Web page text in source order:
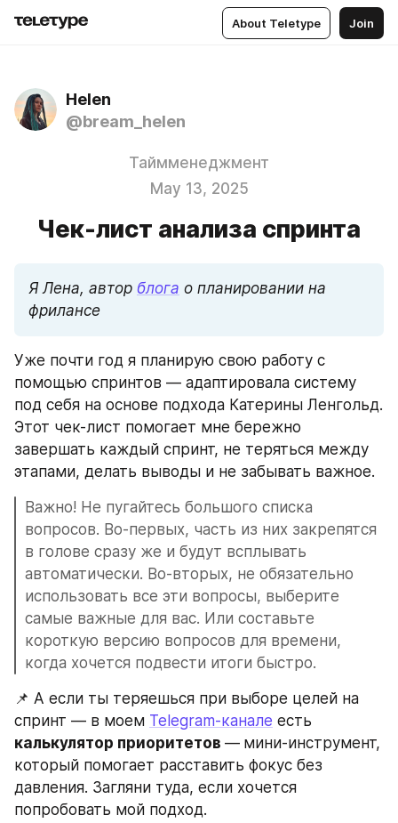
About Teletype Join
Helen
@bream_helen
Таймменеджмент
May 13, 2025
Чек-лист анализа спринта
Я Лена, автор блога о планировании на
фрилансе
Уже почти год я планирую свою работу с
помощью спринтов — адаптировала систему
под себя на основе подхода Катерины Ленгольд.
Этот чек-лист помогает мне бережно
завершать каждый спринт, не теряться между
этапами, делать выводы и не забывать важное.
Важно! Не пугайтесь большого списка
вопросов. Во-первых, часть из них закрепятся
в голове сразу же и будут всплывать
автоматически. Во-вторых, не обязательно
использовать все эти вопросы, выберите
самые важные для вас. Или составьте
короткую версию вопросов для времени,
когда хочется подвести итоги быстро.
📌 А если ты теряешься при выборе целей на
спринт — в моем Telegram-канале
калькулятор приоритетов — мини-инструмент,
который помогает расставить фокус без
давления. Загляни туда, если хочется
попробовать мой подход.